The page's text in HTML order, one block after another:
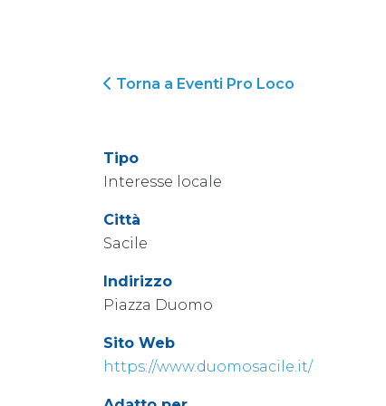
Torna a Eventi Pro Loco
Tipo
Interesse locale
Città
Sacile
Indirizzo
Piazza Duomo
Sito Web
https://www.duomosacile.it/